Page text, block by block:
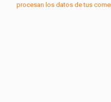
procesan los datos de tus